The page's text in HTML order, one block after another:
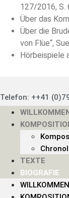
127/2016, S.
Über das
Über die
von Flüe“,
Hörbeispiele
Telefon: ++41
TEXTE
BIOGRAFIE
WILLKOMMEN